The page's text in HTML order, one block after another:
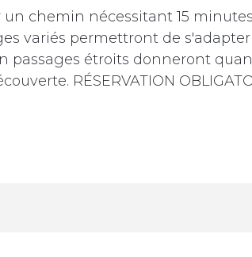
un chemin nécessitant 15
variés permettront de
passages étroits donneront
RÉSERVATION